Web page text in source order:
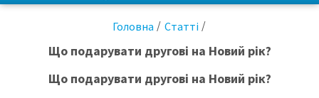
Головна Статті
Що подарувати другові на Новий рік?
Що подарувати другові на Новий рік?